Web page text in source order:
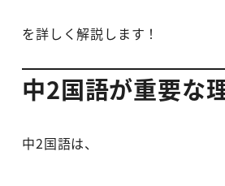
を詳しく解説します！
中2国語が重要な
中2国語は、